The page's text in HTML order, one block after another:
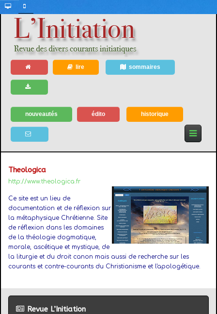
lire sommaires
nouveautés édito historique
Theologica
http://www.theologica.fr
Ce site est un lieu de
documentation et de réflexion sur
la métaphysique Chrétienne. Site
de réflexion dans les domaines
de la théologie dogmatique,
morale, ascétique et mystique, de
la liturgie et du droit canon mais aussi de recherche sur les
courants et contre-courants du Christianisme et l'apologétique.
Revue L’Initiation